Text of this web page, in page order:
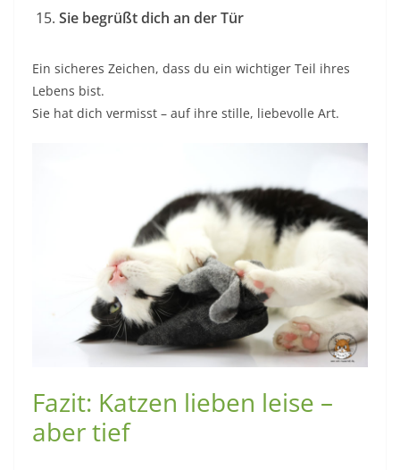
Sie begrüßt dich an der Tür
Ein sicheres Zeichen, dass du ein wichtiger Teil ihres
Lebens bist.
Sie hat dich vermisst – auf ihre stille, liebevolle Art.
Fazit: Katzen lieben leise –
aber tief